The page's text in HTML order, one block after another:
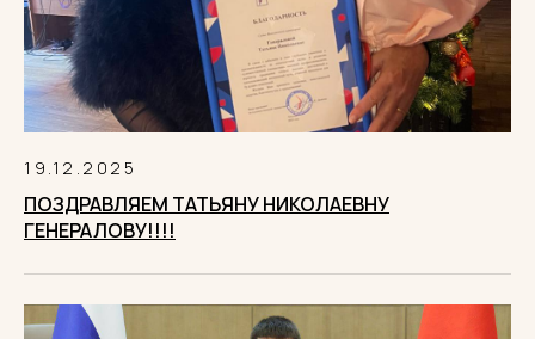
19.12.2025
ПОЗДРАВЛЯЕМ ТАТЬЯНУ НИКОЛАЕВНУ
ГЕНЕРАЛОВУ!!!!